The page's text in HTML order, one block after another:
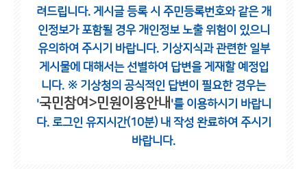
려드립니다. 게시글 등록 시 주민등록번호와 같은 개
인정보가 포함될 경우 개인정보 노출 위험이 있으니
유의하여 주시기 바랍니다. 기상지식과 관련한 일부
게시물에 대해서는 선별하여 답변을 게재할 예정입
니다. ※ 기상청의 공식적인 답변이 필요한 경우는
'국민참여>민원이용안내 '를 이용하시기 바랍니
다. 로그인 유지시간(10분) 내 작성 완료하여 주시기
바랍니다.